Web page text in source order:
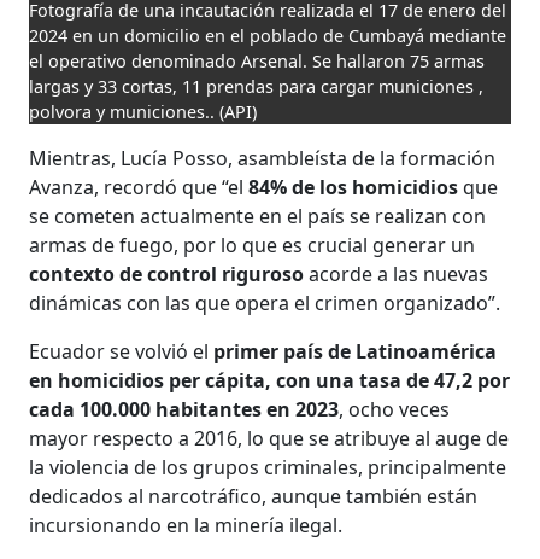
Fotografía de una incautación realizada el 17 de enero del
2024 en un domicilio en el poblado de Cumbayá mediante
el operativo denominado Arsenal. Se hallaron 75 armas
largas y 33 cortas, 11 prendas para cargar municiones ,
polvora y municiones.. (API)
Mientras, Lucía Posso, asambleísta de la formación
Avanza, recordó que “el84% de los homicidiosque
se cometen actualmente en el país se realizan con
armas de fuego, por lo que es crucial generar un
contexto de control rigurosoacorde a las nuevas
dinámicas con las que opera el crimen organizado”.
Ecuador se volvió el primer país de Latinoamérica
en homicidios per cápita, con una tasa de 47,2 por
cada 100.000 habitantes en 2023, ocho veces
mayor respecto a 2016, lo que se atribuye al auge de
la violencia de los grupos criminales, principalmente
dedicados al narcotráfico, aunque también están
incursionando en la minería ilegal.